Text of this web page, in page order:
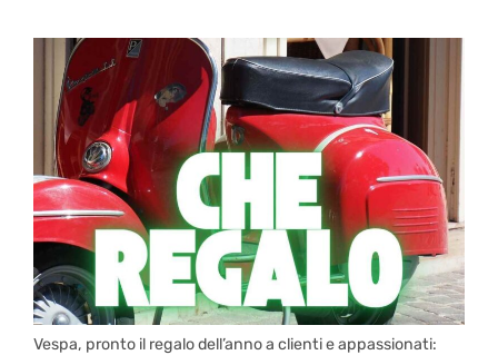
Vespa, pronto il regalo dell’anno a clienti e appassionati: